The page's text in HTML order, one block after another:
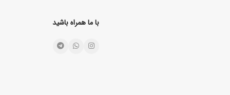
با ما همراه باشید